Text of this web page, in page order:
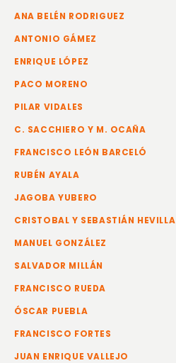
ANA BELÉN RODRIGUEZ
ANTONIO GÁMEZ
ENRIQUE LÓPEZ
PACO MORENO
PILAR VIDALES
C. SACCHIERO Y M. OCAÑA
FRANCISCO LEÓN BARCELÓ
RUBÉN AYALA
JAGOBA YUBERO
CRISTOBAL Y SEBASTIÁN HEVILLA
MANUEL GONZÁLEZ
SALVADOR MILLÁN
FRANCISCO RUEDA
ÓSCAR PUEBLA
FRANCISCO FORTES
JUAN ENRIQUE VALLEJO